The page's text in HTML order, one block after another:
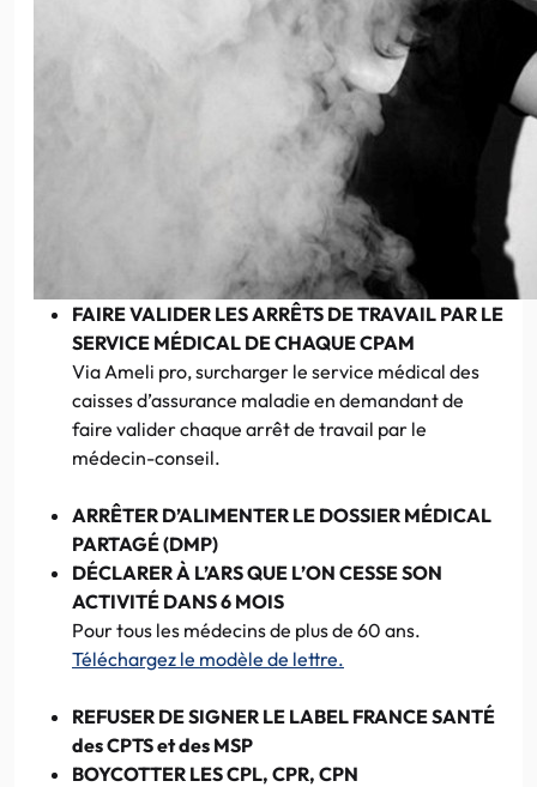
FAIRE VALIDER LES ARRÊTS DE TRAVAIL PAR LE
SERVICE MÉDICAL DE CHAQUE CPAM
Via Ameli pro, surcharger le service médical des
caisses d’assurance maladie en demandant de
faire valider chaque arrêt de travail par le
médecin-conseil.
ARRÊTER D’ALIMENTER LE DOSSIER MÉDICAL
PARTAGÉ (DMP)
DÉCLARER À L’ARS QUE L’ON CESSE SON
ACTIVITÉ DANS 6 MOIS
Pour tous les médecins de plus de 60 ans.
Téléchargez le modèle de lettre.
REFUSER DE SIGNER LE LABEL FRANCE SANTÉ
des CPTS et des MSP
BOYCOTTER LES CPL, CPR, CPN